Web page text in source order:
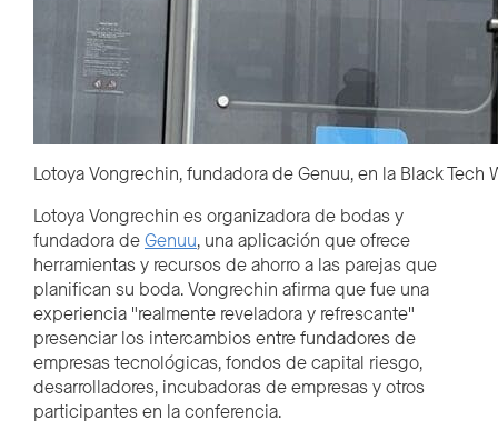
Lotoya Vongrechin, fundadora de Genuu, en la Black
Lotoya Vongrechin es organizadora de bodas y
fundadora deGenuu, una aplicación que ofrece
herramientas y recursos de ahorro a las parejas que
planifican su boda. Vongrechin afirma que fue una
experiencia "realmente reveladora y refrescante"
presenciar los intercambios entre fundadores de
empresas tecnológicas, fondos de capital riesgo,
desarrolladores, incubadoras de empresas y otros
participantes en la conferencia.